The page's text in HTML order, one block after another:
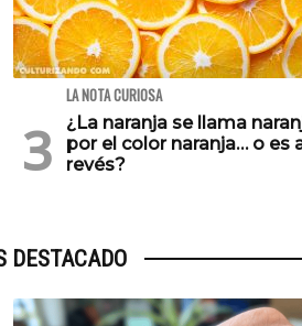
LA NOTA CURIOSA
¿La naranja se llama
por el color naranja… o es
revés?
DESTACADO